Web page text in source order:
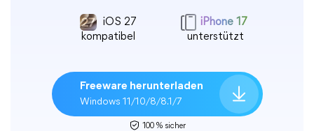
iOS 27
kompatibel
iPhone 17
unterstützt
Freeware herunterladen
Windows 11/10/8/8.1/7
100 % sicher